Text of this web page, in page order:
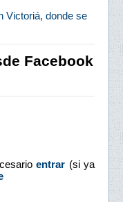
Victoriá, donde se
Facebook
entrar (si ya